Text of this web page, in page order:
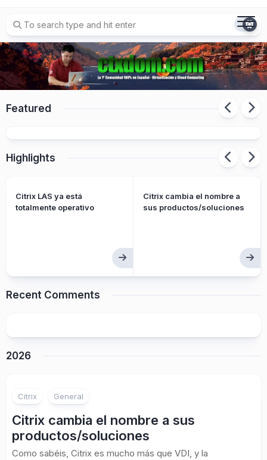
content
Featured
Highlights
Citrix LAS ya está
totalmente operativo
Citrix cambia el nombre a
sus productos/soluciones
Recent Comments
2026
Citrix General
Citrix cambia el nombre a sus
productos/soluciones
Como sabéis, Citrix es mucho más que VDI, y la